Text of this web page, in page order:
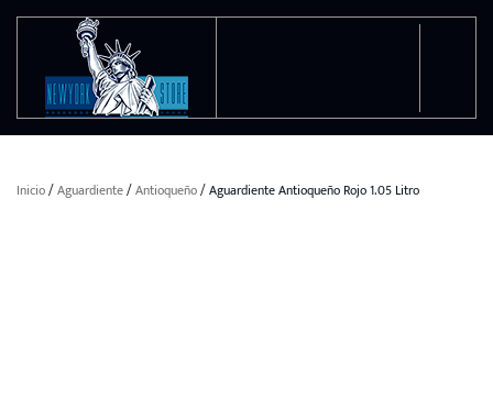
Ir al contenido principal
Inicio/Aguardiente/Antioqueño/ Aguardiente Antioqueño Rojo 1.05 Litro